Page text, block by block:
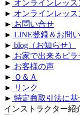
► オンラインレッ
► オンラインレッス
► お問い合せ
► LINE登録＆お問
► blog（お知らせ）
► お家で出来るピラ
► お客様の声
► Ｑ＆Ａ
► リンク
► 特定商取引法に基
インストラクター紹